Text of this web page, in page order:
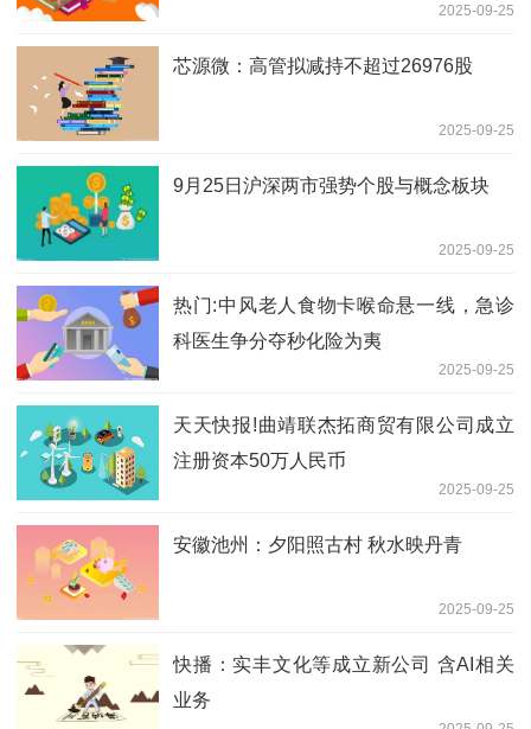
2025-09-25
芯源微：高管拟减持不超过26976股
2025-09-25
9月25日沪深两市强势个股与概念板块
2025-09-25
热门:中风老人食物卡喉命悬一线，急诊
科医生争分夺秒化险为夷
2025-09-25
天天快报!曲靖联杰拓商贸有限公司成立
注册资本50万人民币
2025-09-25
安徽池州：夕阳照古村 秋水映丹青
2025-09-25
快播：实丰文化等成立新公司 含AI相关
业务